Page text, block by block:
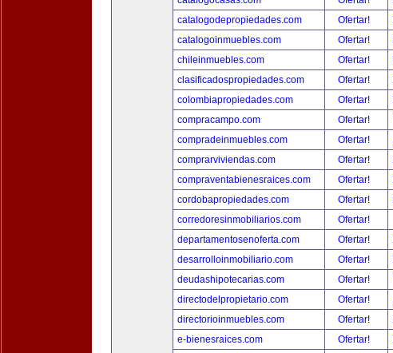
catalogodepropiedades.com
Ofertar!
catalogoinmuebles.com
Ofertar!
chileinmuebles.com
Ofertar!
clasificadospropiedades.com
Ofertar!
colombiapropiedades.com
Ofertar!
compracampo.com
Ofertar!
compradeinmuebles.com
Ofertar!
comprarviviendas.com
Ofertar!
compraventabienesraices.com
Ofertar!
cordobapropiedades.com
Ofertar!
corredoresinmobiliarios.com
Ofertar!
departamentosenoferta.com
Ofertar!
desarrolloinmobiliario.com
Ofertar!
deudashipotecarias.com
Ofertar!
directodelpropietario.com
Ofertar!
directorioinmuebles.com
Ofertar!
e-bienesraices.com
Ofertar!